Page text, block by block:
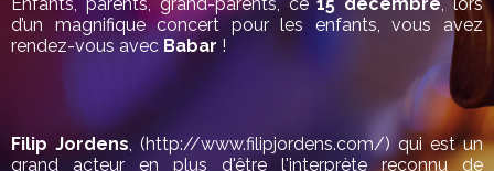
d’un magnifique concert pour les enfants, vous avez
rendez-vous avec Babar !
Filip Jordens, (http://www.filipjordens.com/) qui est un
grand acteur en plus d'être l'interprète reconnu de